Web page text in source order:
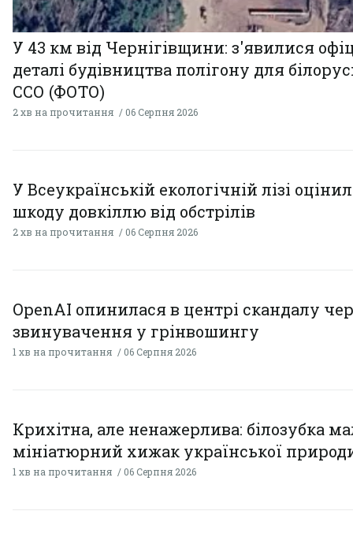
У 43 км від Чернігівщини: з'явилися
деталі будівництва полігону для
ССО (ФОТО)
2 хв на прочитання 06 Серпня 2026
У Всеукраїнській екологічній лізі
шкоду довкіллю від обстрілів
2 хв на прочитання 06 Серпня 2026
OpenAI опинилася в центрі скандалу
звинувачення у грінвошингу
1 хв на прочитання 06 Серпня 2026
Крихітна, але ненажерлива: білозубка
мініатюрний хижак української
1 хв на прочитання 06 Серпня 2026